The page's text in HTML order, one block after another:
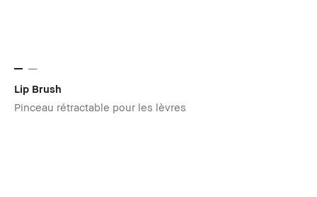
Lip Brush
Pinceau rétractable pour les lèvres